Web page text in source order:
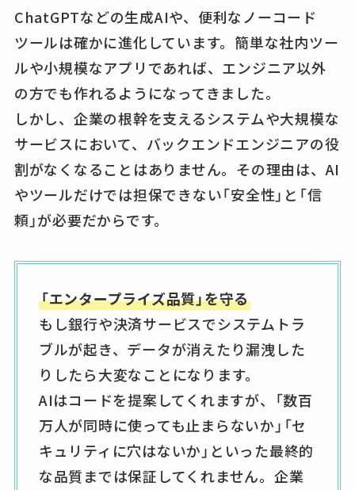
ChatGPTなどの生成AIや、便利なノーコード
ツールは確かに進化しています。簡単な社内ツー
ルや小規模なアプリであれば、エンジニア以外
の方でも作れるようになってきました。
しかし、企業の根幹を支えるシステムや大規模な
サービスにおいて、バックエンドエンジニアの役
割がなくなることはありません。その理由は、AI
やツールだけでは担保できない「安全性」と「信
頼」が必要だからです。
「エンタープライズ品質」を守る
もし銀行や決済サービスでシステムトラ
ブルが起き、データが消えたり漏洩した
りしたら大変なことになります。
AIはコードを提案してくれますが、「数百
万人が同時に使っても止まらないか」「セ
キュリティに穴はないか」といった最終的
な品質までは保証してくれません。企業